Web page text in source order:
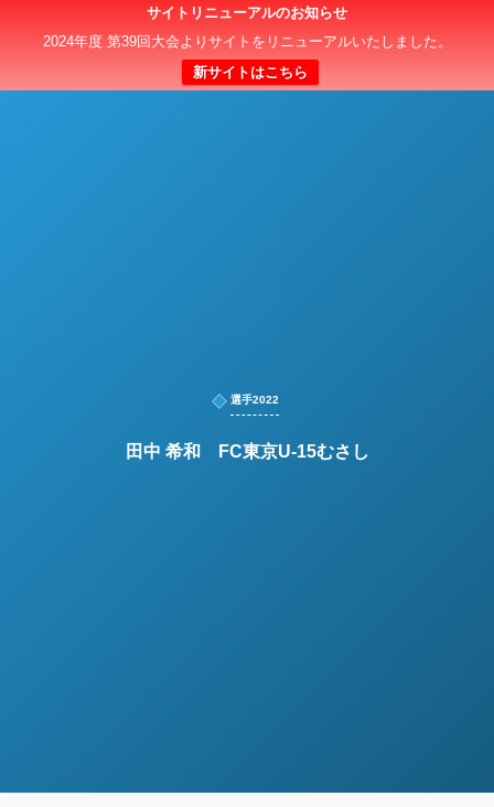
サイトリニューアルのお知らせ
2024年度 第39回大会よりサイトをリニューアルいたしました。
新サイトはこちら
日本クラブユースサッカー選手権（U-15）大会
選手2022
田中 希和 FC東京U-15むさし